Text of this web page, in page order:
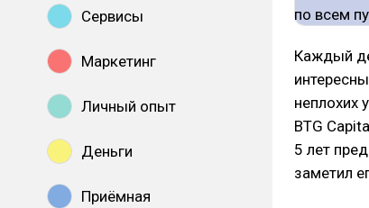
Сервисы
Маркетинг
Личный опыт
Деньги
Приёмная
Каждый
неплохих
BTG
5 лет
заметил